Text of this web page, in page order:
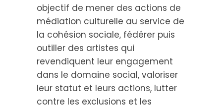
objectif de mener des actions de
médiation culturelle au service de
la cohésion sociale, fédérer puis
outiller des artistes qui
revendiquent leur engagement
dans le domaine social, valoriser
leur statut et leurs actions, lutter
contre les exclusions et les